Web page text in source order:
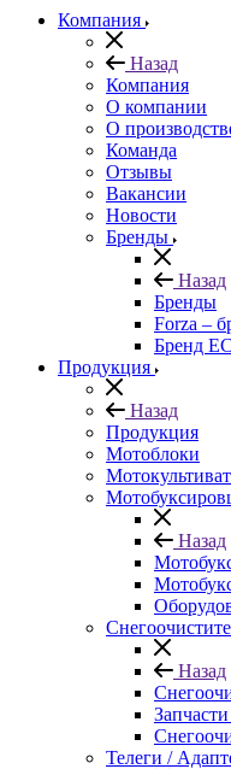
Компания
Назад
Компания
О компании
О
Команда
Отзывы
Вакансии
Новости
Бренды
Назад
Бренды
Forza –
Бренд
Продукция
Назад
Продукция
Мотоблоки
Назад
Назад
Телеги /